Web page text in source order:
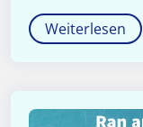
Weiterlesen